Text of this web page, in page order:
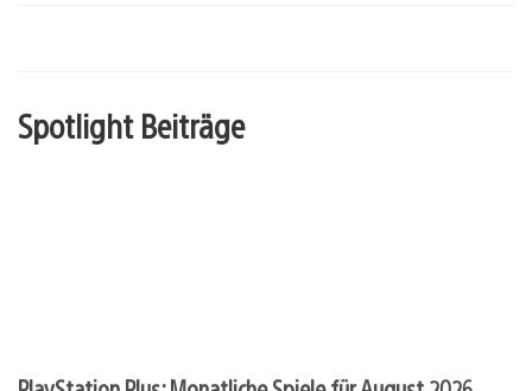
Spotlight Beiträge